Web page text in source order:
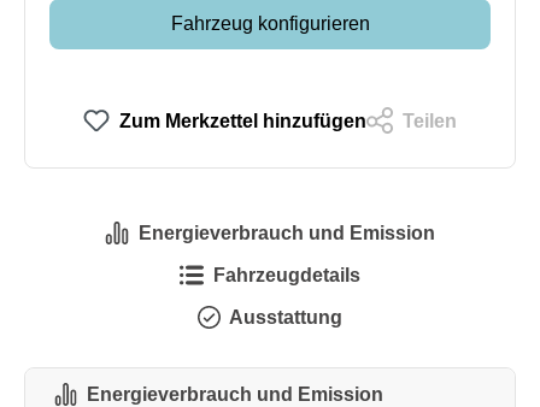
Fahrzeug konfigurieren
Zum Merkzettel hinzufügen Teilen
Energieverbrauch und Emission
Fahrzeugdetails
Ausstattung
Energieverbrauch und Emission